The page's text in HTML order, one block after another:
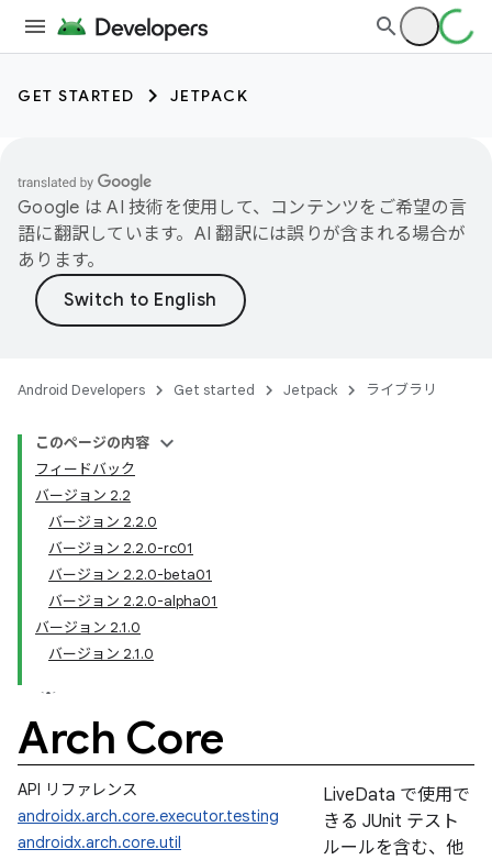
GET STARTED JETPACK
Google は AI 技術を使用して、コンテンツをご希望の言
語に翻訳しています。AI 翻訳には誤りが含まれる場合が
あります。
Android Developers Get started Jetpack ライブラリ
このページの内容
フィードバック
バージョン 2.2
バージョン 2.2.0
バージョン 2.2.0-rc01
バージョン 2.2.0-beta01
バージョン 2.2.0-alpha01
バージョン 2.1.0
バージョン 2.1.0
Arch Core
API リファレンス
androidx.arch.core.executor.testing
androidx.arch.core.util
LiveData で使用で
きる JUnit テスト
ルールを含む、他